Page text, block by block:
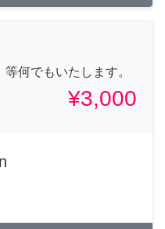
何でもいたします。
¥3,000